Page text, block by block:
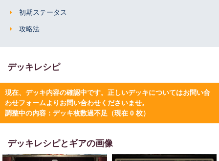
初期ステータス
攻略法
デッキレシピ
現在、デッキ内容の確認中です。正しいデッキについてはお問い合
わせフォームよりお問い合わせくださいませ。
調整中の内容：デッキ枚数過不足（現在 0 枚）
デッキレシピとギアの画像